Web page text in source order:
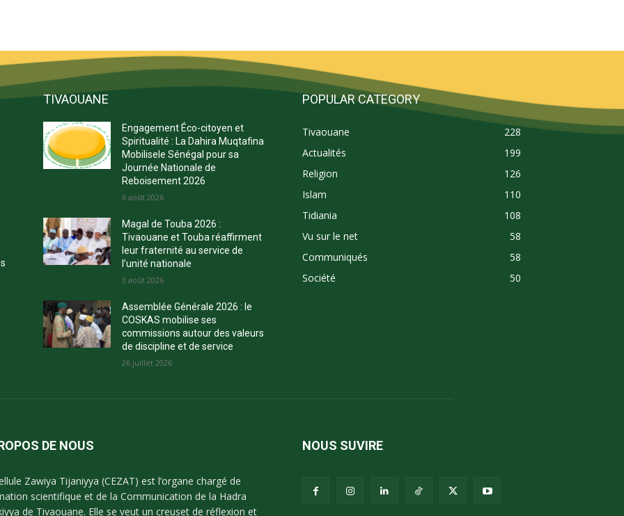
TIVAOUANE
Engagement Éco-citoyen et
Spiritualité : La Dahira Muqtafina
Mobilisele Sénégal pour sa
Journée Nationale de
Reboisement 2026
6 août 2026
Magal de Touba 2026 :
Tivaouane et Touba réaffirment
leur fraternité au service de
l’unité nationale
3 août 2026
Assemblée Générale 2026 : le
COSKAS mobilise ses
commissions autour des valeurs
de discipline et de service
26 juillet 2026
POPULAR CATEGORY
Tivaouane
228
Actualités
199
Religion
126
Islam
110
Tidiania
108
Vu sur le net
58
Communiqués
58
Société
50
DE NOUS
Zawiya Tijaniyya (CEZAT) est l’organe chargé de
scientifique et de la Communication de la Hadra
de Tivaouane. Elle se veut un creuset de réflexion et
NOUS SUVIRE